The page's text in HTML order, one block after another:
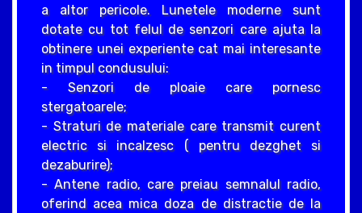
a altor pericole. Lunetele moderne sunt
dotate cu tot felul de senzori care ajuta la
obtinere unei experiente cat mai interesante
in timpul condusului:
- Senzori de ploaie care pornesc
stergatoarele;
- Straturi de materiale care transmit curent
electric si incalzesc ( pentru dezghet si
dezaburire);
- Antene radio, care preiau semnalul radio,
oferind acea mica doza de distractie de la